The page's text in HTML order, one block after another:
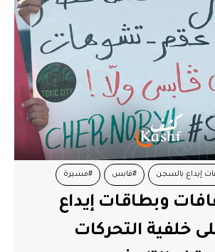
إيداع بالسجن #قابس #مسيرة
وبطاقات إيداع
خلفية التحركات